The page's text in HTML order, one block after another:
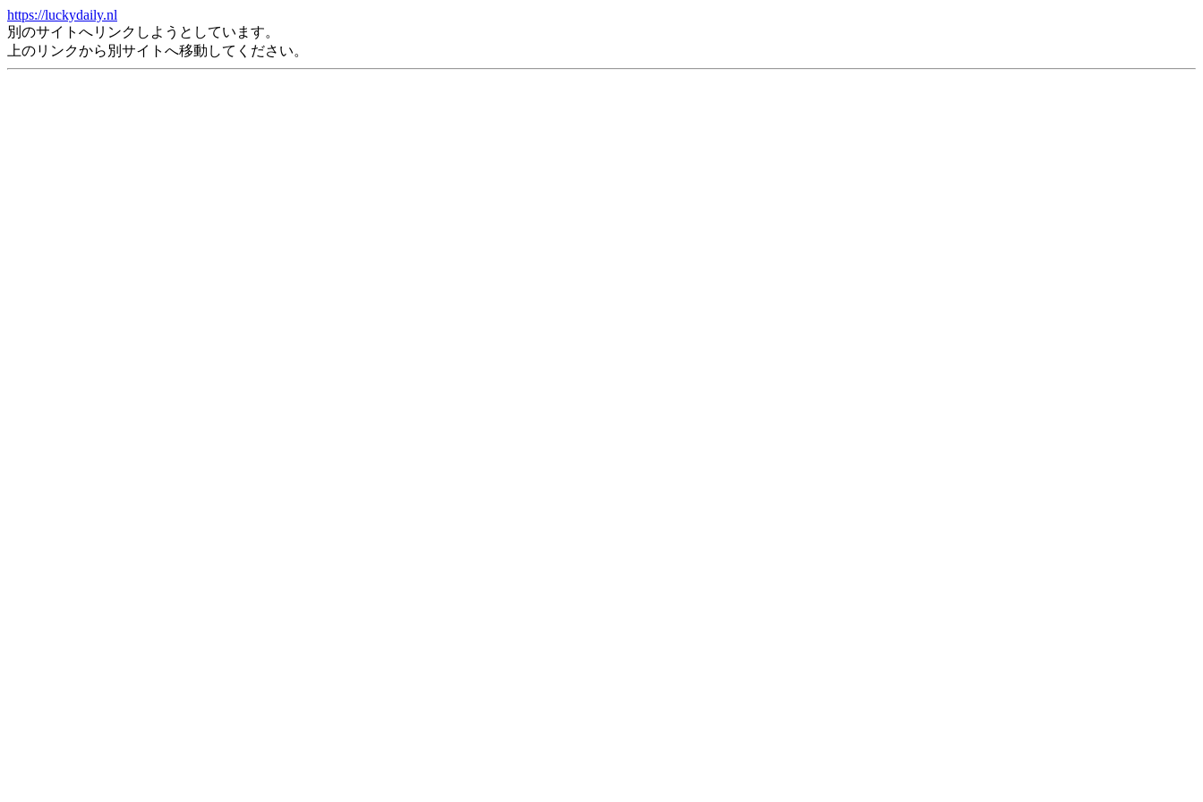
https://luckydaily.nl
別のサイトへリンクしようとしています。
上のリンクから別サイトへ移動してください。